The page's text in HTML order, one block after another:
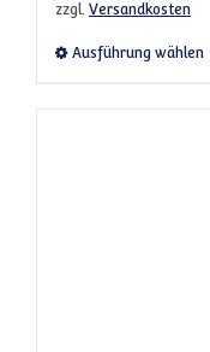
zzgl. Versandkosten
Ausführung wählen